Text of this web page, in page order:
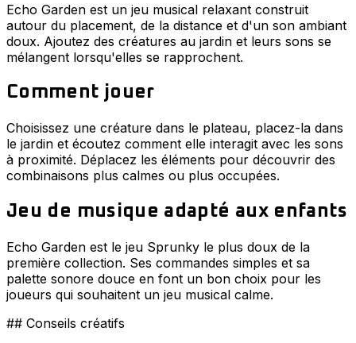
Echo Garden est un jeu musical relaxant construit
autour du placement, de la distance et d'un son ambiant
doux. Ajoutez des créatures au jardin et leurs sons se
mélangent lorsqu'elles se rapprochent.
Comment jouer
Choisissez une créature dans le plateau, placez-la dans
le jardin et écoutez comment elle interagit avec les sons
à proximité. Déplacez les éléments pour découvrir des
combinaisons plus calmes ou plus occupées.
Jeu de musique adapté aux enfants
Echo Garden est le jeu Sprunky le plus doux de la
première collection. Ses commandes simples et sa
palette sonore douce en font un bon choix pour les
joueurs qui souhaitent un jeu musical calme.
## Conseils créatifs